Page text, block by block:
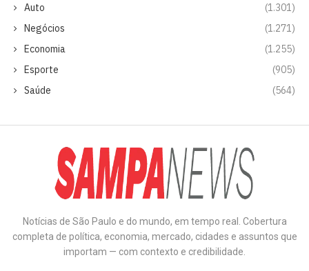
Auto
(1.301)
Negócios
(1.271)
Economia
(1.255)
Esporte
(905)
Saúde
(564)
Notícias de São Paulo e do mundo, em tempo real. Cobertura
completa de política, economia, mercado, cidades e assuntos que
importam — com contexto e credibilidade.